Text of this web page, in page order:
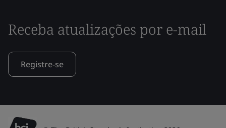
Receba atualizações por e-mail
Registre-se